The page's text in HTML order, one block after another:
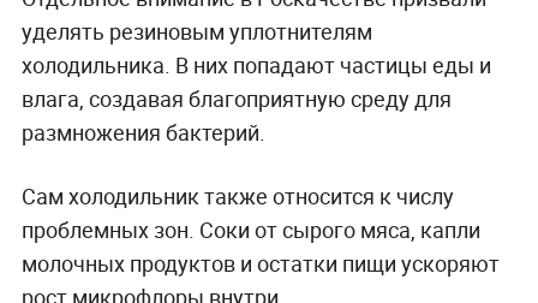
уделять резиновым уплотнителям
холодильника. В них попадают частицы еды и
влага, создавая благоприятную среду для
размножения бактерий.
Сам холодильник также относится к числу
проблемных зон. Соки от сырого мяса, капли
молочных продуктов и остатки пищи ускоряют